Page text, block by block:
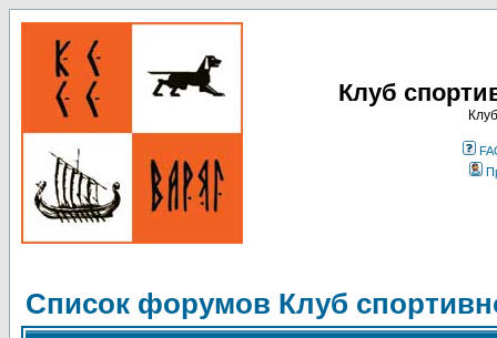
Клуб
Список форумов Клуб